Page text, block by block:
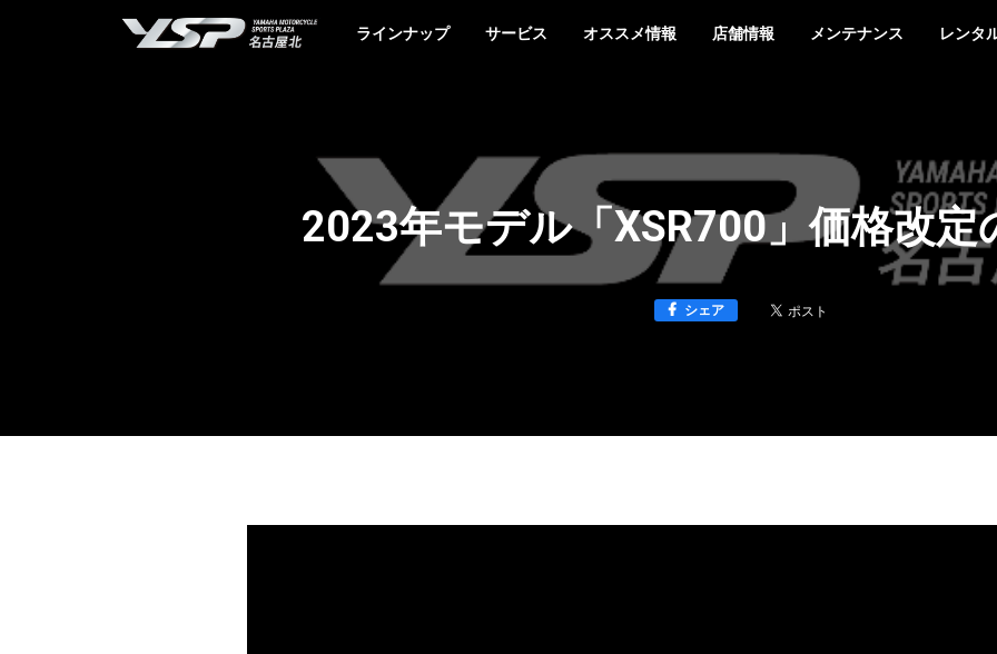
YSP名古屋北
ラインナップ サービス オススメ情報 店舗情報 メンテナンス レンタ
2023年モデル「XSR700」価格改定
シェア